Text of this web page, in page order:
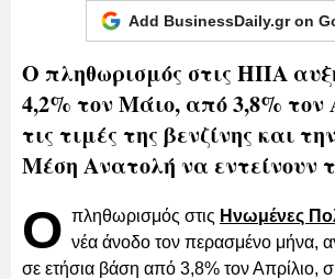
Add BusinessDaily.gr on
Ο πληθωρισμός στις ΗΠΑ
4,2% τον Μάιο, από 3,8% τον
τις τιμές της βενζίνης και
Μέση Ανατολή να εντείνουν
Ο πληθωρισμός στις Ηνωμένες
νέα άνοδο τον περασμένο μήνα,
σε ετήσια βάση από 3,8% τον Απρίλιο,